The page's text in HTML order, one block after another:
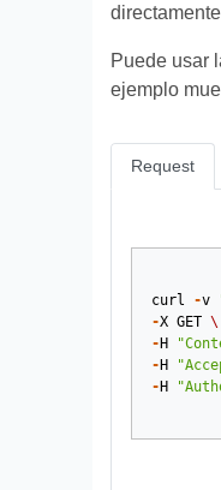
Puede usar
ejemplo
Request
curl -v
-X GET \
- H
- H
- H